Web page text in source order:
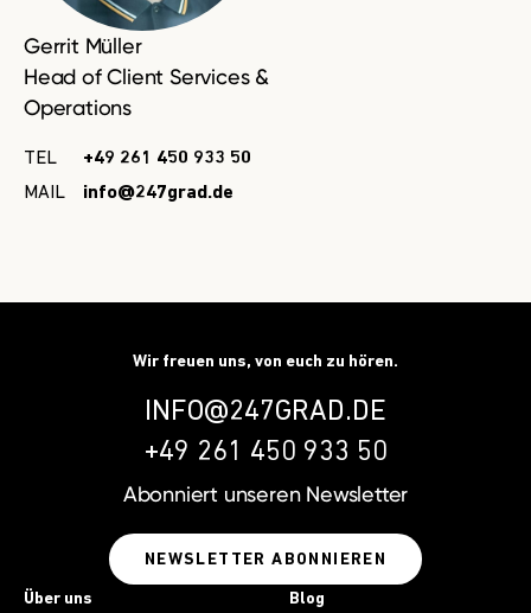
Gerrit Müller
Head of Client Services &
Operations
TEL
+49 261 450 933 50
MAIL
info@247grad.de
Wir freuen uns, von euch zu hören.
INFO@247GRAD.DE
+49 261 450 933 50
Abonniert unseren Newsletter
NEWSLETTER ABONNIEREN
Über uns Blog